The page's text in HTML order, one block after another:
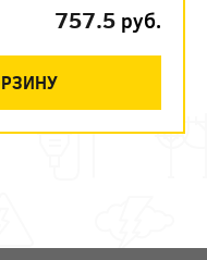
757.5 руб.